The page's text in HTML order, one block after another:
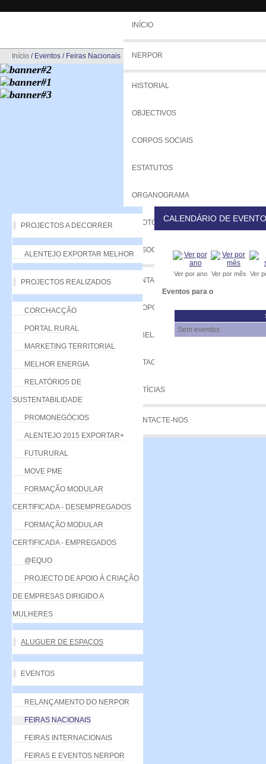
INÍCIO
NERPOR
HISTORIAL
OBJECTIVOS
CORPOS SOCIAIS
ESTATUTOS
ORGANOGRAMA
PROTOCOLOS
ASSOCIADOS
VANTAGENS
PROPOSTA
TABELA DE QUOTAS
LISTAGEM
NOTÍCIAS
CONTACTE-NOS
Início / Eventos / Feiras Nacionais
PROJECTOS A DECORRER
ALENTEJO EXPORTAR MELHOR
PROJECTOS REALIZADOS
CORCHACÇÃO
PORTAL RURAL
MARKETING TERRITORIAL
MELHOR ENERGIA
RELATÓRIOS DE
SUSTENTABILIDADE
PROMONEGÓCIOS
ALENTEJO 2015 EXPORTAR+
FUTURURAL
MOVE PME
FORMAÇÃO MODULAR
CERTIFICADA - DESEMPREGADOS
FORMAÇÃO MODULAR
CERTIFICADA - EMPREGADOS
@EQUO
PROJECTO DE APOIO À CRIAÇÃO
DE EMPRESAS DIRIGIDO A
MULHERES
ALUGUER DE ESPAÇOS
EVENTOS
RELANÇAMENTO DO NERPOR
FEIRAS NACIONAIS
FEIRAS INTERNACIONAIS
FEIRAS E EVENTOS NERPOR
CALENDÁRIO DE
Ver por ano Ver por mês Ver
Eventos para o
Sem eventos